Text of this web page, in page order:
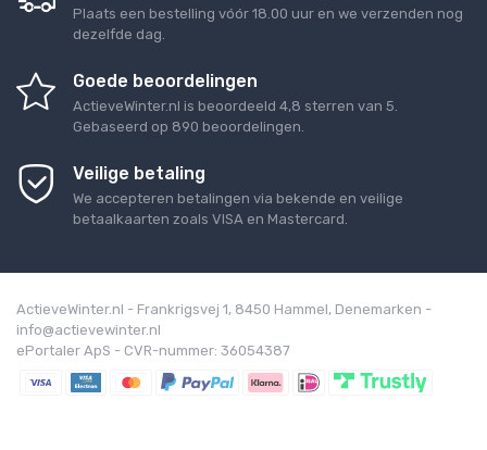
Plaats een bestelling vóór 18.00 uur en we verzenden nog
dezelfde dag.
Goede beoordelingen
ActieveWinter.nl is beoordeeld 4,8 sterren van 5
Gebaseerd op 890 beoordelingen.
Veilige betaling
We accepteren betalingen via bekende en veilige
betaalkaarten zoals VISA en Mastercard.
ActieveWinter.nl - Frankrigsvej 1, 8450 Hammel, Denemarken -
info@actievewinter.nl
ePortaler ApS - CVR-nummer: 36054387